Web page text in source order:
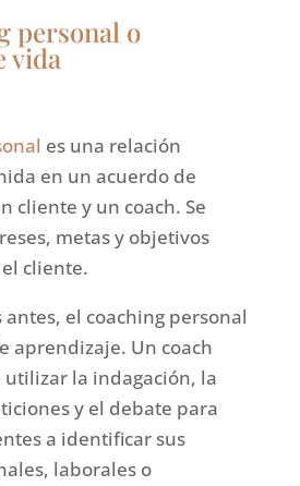
personal o
vida
es una relación
en un acuerdo de
cliente y un coach. Se
metas y objetivos
cliente.
el coaching personal
aprendizaje. Un coach
la indagación, la
y el debate para
a identificar sus
laborales o